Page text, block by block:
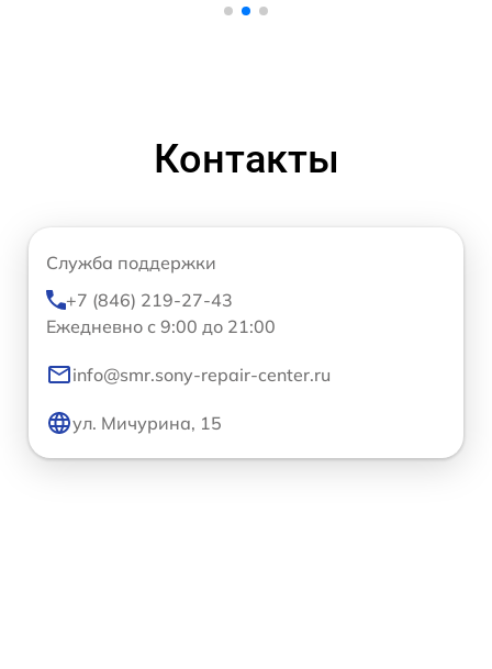
Контакты
Служба поддержки
+7 (846) 219-27-43
Ежедневно с 9:00 до 21:00
info@smr.sony-repair-center.ru
ул. Мичурина, 15